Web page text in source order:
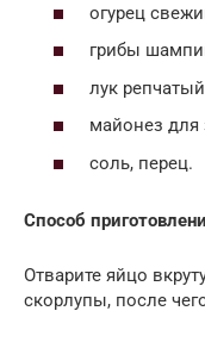
огурец
грибы
лук
майонез для
соль, перец.
Способ
Отварите яйцо
скорлупы, после